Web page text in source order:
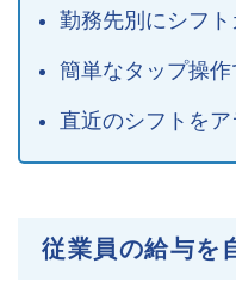
勤務先別にシフ
簡単なタップ操
直近のシフトを
従業員の給与を